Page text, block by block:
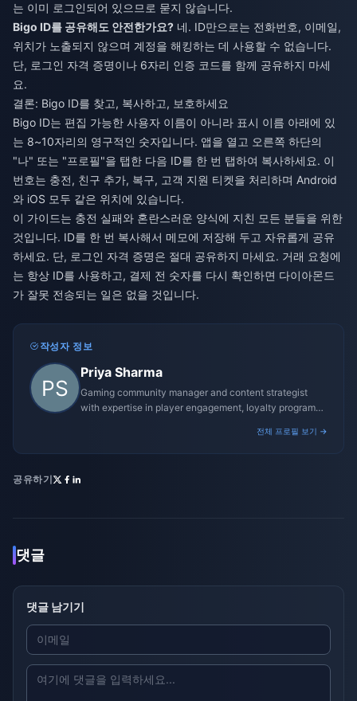
는 이미 로그인되어 있으므로 묻지 않습니다.
Bigo ID를 공유해도 안전한가요? 네. ID만으로는 전화번호, 이메일,
위치가 노출되지 않으며 계정을 해킹하는 데 사용할 수 없습니다.
단, 로그인 자격 증명이나 6자리 인증 코드를 함께 공유하지 마세
요.
결론: Bigo ID를 찾고, 복사하고, 보호하세요
Bigo ID는 편집 가능한 사용자 이름이 아니라 표시 이름 아래에 있
는 8~10자리의 영구적인 숫자입니다. 앱을 열고 오른쪽 하단의
"나" 또는 "프로필"을 탭한 다음 ID를 한 번 탭하여 복사하세요. 이
번호는 충전, 친구 추가, 복구, 고객 지원 티켓을 처리하며 Android
와 iOS 모두 같은 위치에 있습니다.
이 가이드는 충전 실패와 혼란스러운 양식에 지친 모든 분들을 위한
것입니다. ID를 한 번 복사해서 메모에 저장해 두고 자유롭게 공유
하세요. 단, 로그인 자격 증명은 절대 공유하지 마세요. 거래 요청에
는 항상 ID를 사용하고, 결제 전 숫자를 다시 확인하면 다이아몬드
가 잘못 전송되는 일은 없을 것입니다.
작성자 정보
Priya Sharma
Gaming community manager and content strategist
with expertise in player engagement, loyalty programs,
전체 프로필 보기 →
공유하기
댓글
댓글 남기기